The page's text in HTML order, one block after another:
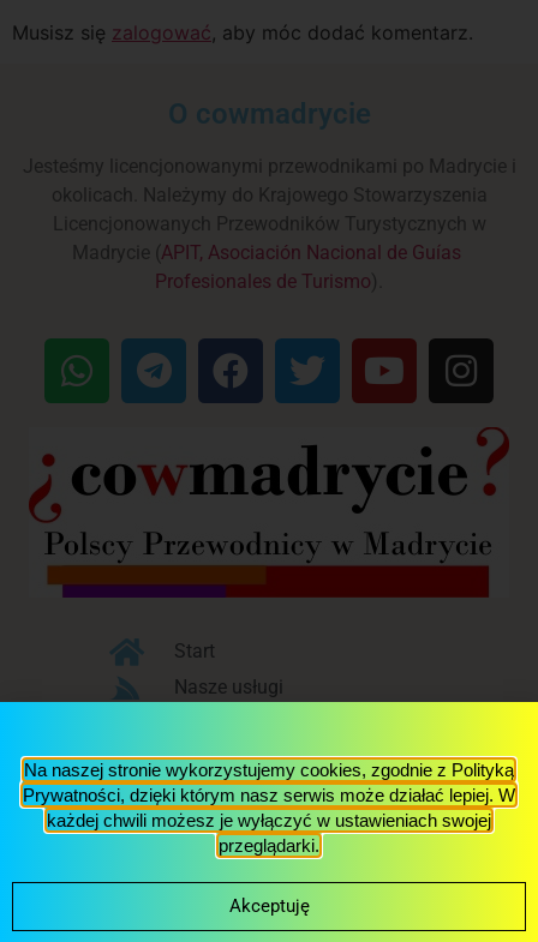
Musisz się zalogować, aby móc dodać komentarz.
O cowmadrycie
Jesteśmy licencjonowanymi przewodnikami po Madrycie i
okolicach. Należymy do Krajowego Stowarzyszenia
Licencjonowanych Przewodników Turystycznych w
Madrycie (APIT, Asociación Nacional de Guías
Profesionales de Turismo).
Start
Nasze usługi
O nas
Kontakt
© 2017 Via Polonia S.L., NIF: B87304762,
Política de Privacidad
Na naszej stronie wykorzystujemy cookies, zgodnie z Polityką
Prywatności, dzięki którym nasz serwis może działać lepiej. W
każdej chwili możesz je wyłączyć w ustawieniach swojej
przeglądarki.
Akceptuję